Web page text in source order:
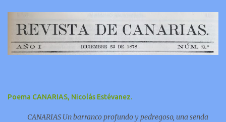
Poema CANARIAS, Nicolás Estévanez.
CANARIAS Un barranco profundo y pedregoso, una senda